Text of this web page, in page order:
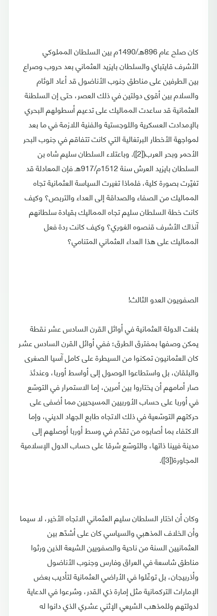
كان صلح عام 896هـ/1490م بين السلطان المملوكي
الأشرف قايتباي والسلطان بايزيد العثماني بعد حروب وصراع
بين الطرفين على مناطق جنوب الأناضول قد أعاد الوئام
والسلام بين أقوى دولتين في ذلك العصر، حتى إن السلطنة
العثمانية قد ساعدت المماليك على تدعيم أسطولهم البحري
بالإمدادت العسكرية واللوجستية والفنية اللازمة في ما بعد
لمواجهة الأخطار البرتغالية التي كانت تتفاقم في جنوب البحر
الأحمر وبحر العرب([2]). وباعتلاء السلطان سليم شاه بن
السلطان بايزيد العرش سنة 1512م/917هـ فإن المعادلة قد
تغيّرت بصورة كلية، فلماذا تغيرت السياسة العثمانية تجاه
المماليك من الصفاء والصداقة إلى العداء والتربص؟ وكيف
كانت خطة السلطان سليم تجاه المماليك بقيادة سلطانهم
آنذاك الأشرف قنصوه الغوري؟ وكيف كانت ردة فعل
المماليك على هذا العداء العثماني المتنامي؟
الصفويون العدو الثالث!
بلغت الدولة العثمانية في أوائل القرن السادس عشر نقطة
يمكن وصفها بمفترق الطرق؛ ففي أوائل القرن السادس عشـر
كان العثمانيون تمكنوا من السيطرة على كامل آسيا الصغرى
والبلقان، بل واستطاعوا الوصول إلى أواسط أوربا، وعندئذ
صار أمامهم أن يختاروا بين أمرين، إما الاستمرار في التوسّع
في أوربا على حساب الأوربيين المسيحيين مما أضفى على
حركتهم التوسّعية في ذلك الاتجاه طابع الجهاد الديني، وإما
الاكتفاء بما أصابوه من تقدّم في وسط أوربا أوصلهم إلى
مدينة فيينا ذاتها، والتوسّع شرقا على حساب الدول الإسلامية
المجاورة([3]).
وكان أن اختار السلطان سليم العثماني الاتجاه الأخير، لا سيما
وأن الخلاف المذهبي والسياسي كان على أشدّه بين
العثمانيين السنة من ناحية والصفويين الشيعة الذين ورثوا
مناطق شاسعة في العراق وفارس وجنوب الأناضول
وأذربيجان، بل توغّلوا في الأراضي العثمانية لتأديب بعض
الإمارات التركمانية مثل إمارة ذي القدر، وشرعوا في الدعاية
لدولتهم وللمذهب الشيعي الإثني عشـري الذي دانوا له